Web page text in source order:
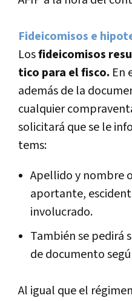
Fideicomisos e
Losfideicomisos
tico para el fisco. En
además de la
cualquier
solicitará que se le
tems:
Apellido y nombre
aportante,
involucrado.
También se pedirá
de documento
Al igual que el